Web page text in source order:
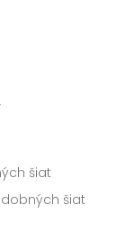
šiat
šiat